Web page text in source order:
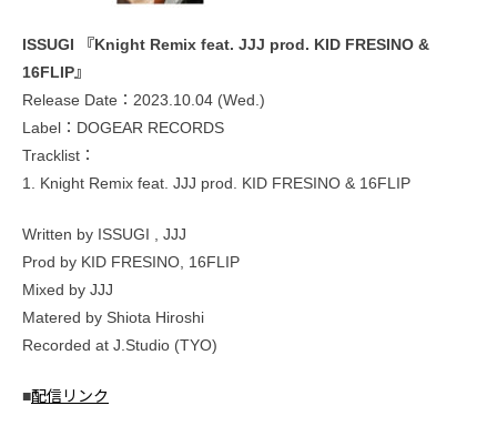
ISSUGI 『Knight Remix feat. JJJ prod. KID FRESINO &
16FLIP』
Release Date：2023.10.04 (Wed.)
Label：DOGEAR RECORDS
Tracklist：
1. Knight Remix feat. JJJ prod. KID FRESINO & 16FLIP
Written by ISSUGI , JJJ
Prod by KID FRESINO, 16FLIP
Mixed by JJJ
Matered by Shiota Hiroshi
Recorded at J.Studio (TYO)
■配信リンク